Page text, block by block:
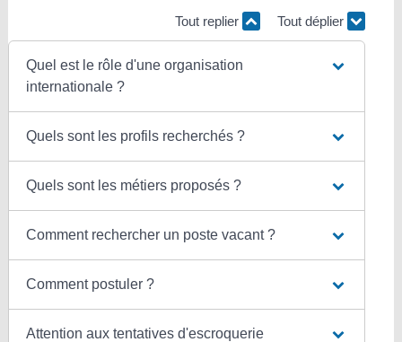
Tout replier Tout déplier
Quel est le rôle d'une organisation
internationale ?
Quels sont les profils recherchés ?
Quels sont les métiers proposés ?
Comment rechercher un poste vacant ?
Comment postuler ?
Attention aux tentatives d'escroquerie